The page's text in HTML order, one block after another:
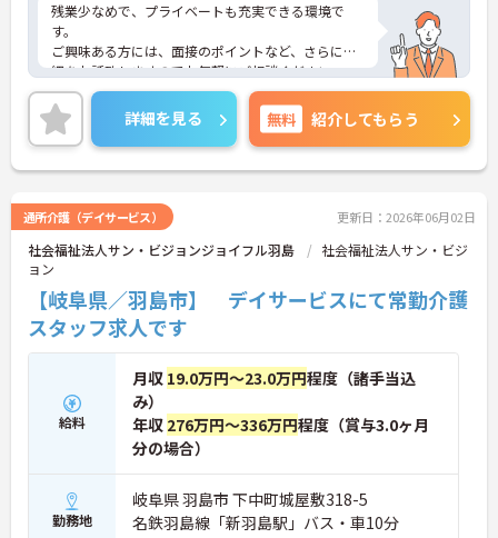
残業少なめで、プライベートも充実できる環境で
す。
ご興味ある方には、面接のポイントなど、さらに詳
細をお話致しますのでお気軽にご相談ください。
詳細を見る 無料 紹介してもらう
通所介護（デイサービス） 更新日：2026年06月02日
社会福祉法人サン・ビジョンジョイフル羽島
社会福祉法人サン・ビジ
ョン
【岐阜県／羽島市】 デイサービスにて常勤介護
スタッフ求人です
給料
月収 19.0万円～23.0万円程度（諸手当込
み）
年収 276万円～336万円程度（賞与3.0ヶ月
分の場合）
勤務地
岐阜県 羽島市 下中町城屋敷318-5
名鉄羽島線「新羽島駅」バス・車10分